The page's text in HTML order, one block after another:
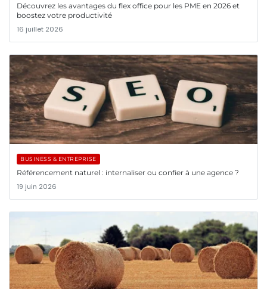
Découvrez les avantages du flex office pour les PME en 2026 et
boostez votre productivité
16 juillet 2026
BUSINESS & ENTREPRISE
Référencement naturel : internaliser ou confier à une agence ?
19 juin 2026